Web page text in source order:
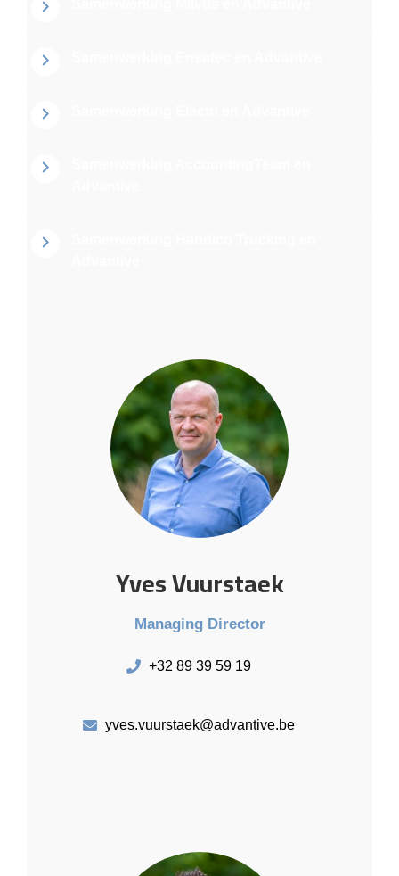
Yves Vuurstaek
Managing Director
+32 89 39 59 19
yves.vuurstaek@advantive.be